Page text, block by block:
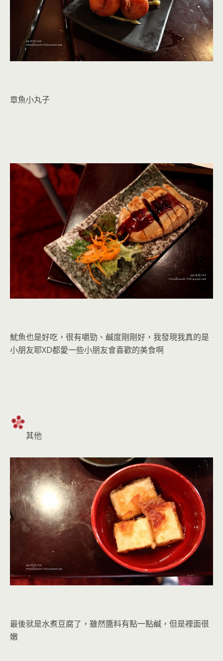
章魚小丸子
魷魚也是好吃，很有嚼勁、鹹度剛剛好，我發現我真的是
小朋友耶XD都愛一些小朋友會喜歡的美食啊
其他
最後就是水煮豆腐了，雖然醬料有點一點鹹，但是裡面很
嫩